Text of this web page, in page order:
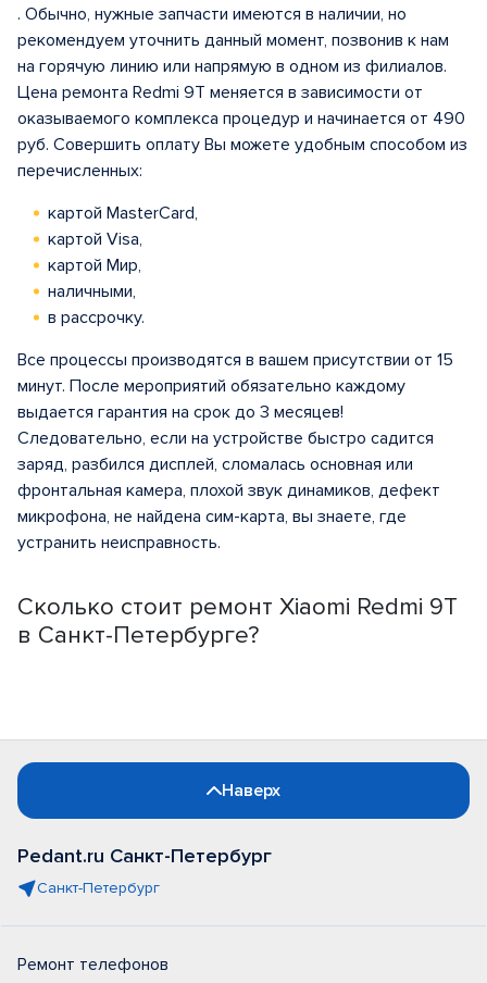
Сколько стоит ремонт Xiaomi Redmi 9T
в Санкт-Петербурге?
. Обычно, нужные запчасти имеются в наличии, но
рекомендуем уточнить данный момент, позвонив к нам
на горячую линию или напрямую в одном из филиалов.
Цена ремонта Redmi 9T меняется в зависимости от
оказываемого комплекса процедур и начинается от 490
руб. Совершить оплату Вы можете удобным способом из
перечисленных:
картой MasterCard,
картой Visa,
картой Мир,
наличными,
в рассрочку.
Все процессы производятся в вашем присутствии от 15
минут. После мероприятий обязательно каждому
выдается гарантия на срок до 3 месяцев!
Следовательно, если на устройстве быстро садится
заряд, разбился дисплей, сломалась основная или
фронтальная камера, плохой звук динамиков, дефект
микрофона, не найдена сим-карта, вы знаете, где
устранить неисправность.
Наверх
Pedant.ru Санкт-Петербург
Санкт-Петербург
Ремонт телефонов